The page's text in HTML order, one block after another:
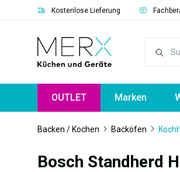
Zur Hauptnavigation springen
Kostenlose Lieferung
OUTLET Marken
Backen / Kochen Backöfen
Bosch Standherd